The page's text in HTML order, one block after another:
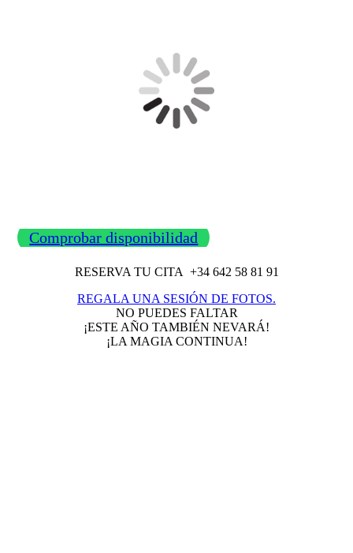
Comprobar disponibilidad
RESERVA TU CITA +34 642 58 81 91
REGALA UNA SESIÓN DE FOTOS.
NO PUEDES FALTAR
¡ESTE AÑO TAMBIÉN NEVARÁ!
¡LA MAGIA CONTINUA!